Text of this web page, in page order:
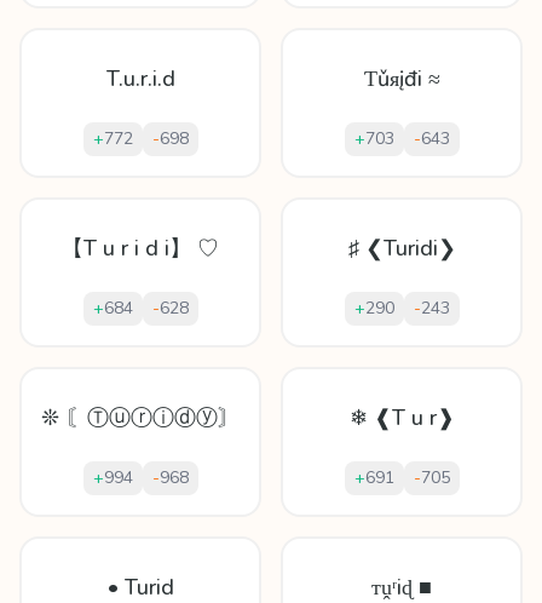
T.u.r.i.d
+772 -698
Ƭǔᴙįđi ≈
+703 -643
【T u r i d i】 ♡
+684 -628
♯ ❮Turidi❯
+290 -243
❊ 〘Ⓣⓤⓡⓘⓓⓨ〙
+994 -968
❄ ❰T u r❱
+691 -705
• Turid ᴛṷʳіɖ ■